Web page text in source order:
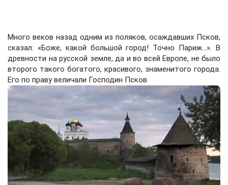
Много веков назад одним из поляков, осаждавших Псков,
сказал: «Боже, какой большой город! Точно Париж…». В
древности на русской земле, да и во всей Европе, не было
второго такого богатого, красивого, знаменитого города.
Его по праву величали Господин Псков.